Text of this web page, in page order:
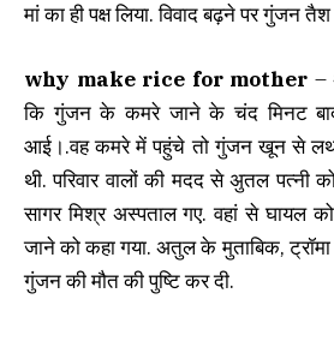
मां का ही पक्ष लिया. विवाद बढ़ने पर
why make rice for mother –
कि गुंजन के कमरे जाने के चंद मिनट
आई।.वह कमरे में पहुंचे तो गुंजन खून से
थी. परिवार वालों की मदद से अुतल पत्नी
सागर मिश्र अस्पताल गए. वहां से घायल
जाने को कहा गया. अतुल के मुताबिक,
गुंजन की मौत की पुष्टि कर दी.